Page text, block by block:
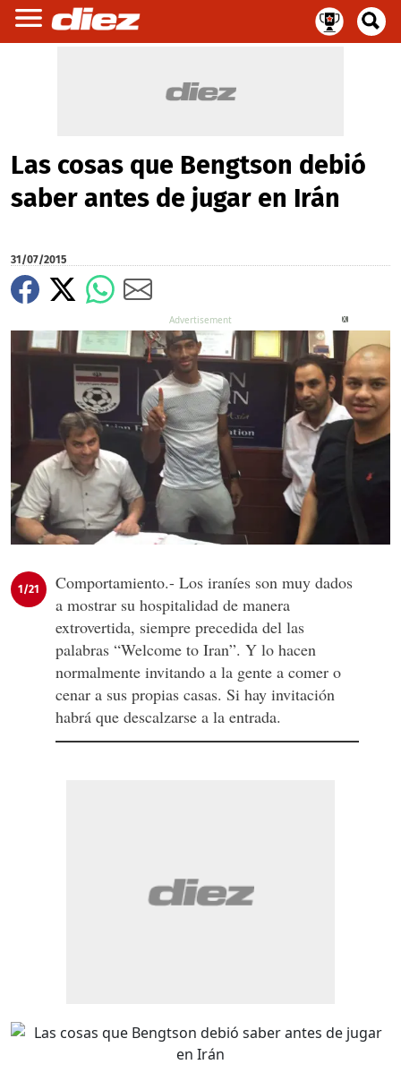
Las cosas que Bengtson debió
saber antes de jugar en Irán
31/07/2015
1/21
Comportamiento.- Los iraníes son muy dados
a mostrar su hospitalidad de manera
extrovertida, siempre precedida del las
palabras “Welcome to Iran”. Y lo hacen
normalmente invitando a la gente a comer o
cenar a sus propias casas. Si hay invitación
habrá que descalzarse a la entrada.
X